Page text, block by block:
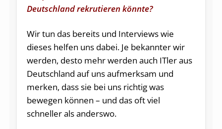
Deutschland rekrutieren könnte?
Wir tun das bereits und Interviews wie
dieses helfen uns dabei. Je bekannter wir
werden, desto mehr werden auch ITler aus
Deutschland auf uns aufmerksam und
merken, dass sie bei uns richtig was
bewegen können – und das oft viel
schneller als anderswo.